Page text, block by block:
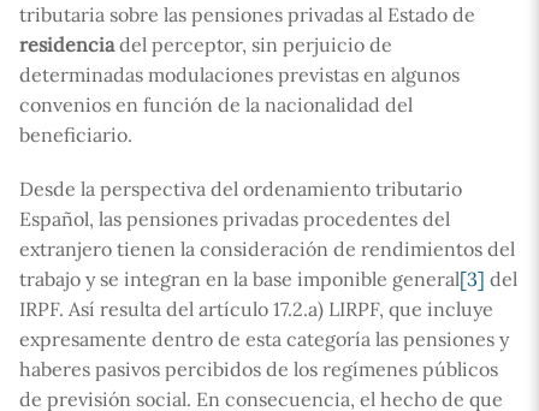
tributaria sobre las pensiones privadas al Estado de
residenciadel perceptor, sin perjuicio de
determinadas modulaciones previstas en algunos
convenios en función de la nacionalidad del
beneficiario.
Desde la perspectiva del ordenamiento tributario
Español, las pensiones privadas procedentes del
extranjero tienen la consideración de rendimientos del
trabajo y se integran en la base imponible general[3] del
IRPF. Así resulta del artículo 17.2.a) LIRPF, que incluye
expresamente dentro de esta categoría las pensiones y
haberes pasivos percibidos de los regímenes públicos
de previsión social. En consecuencia, el hecho de que